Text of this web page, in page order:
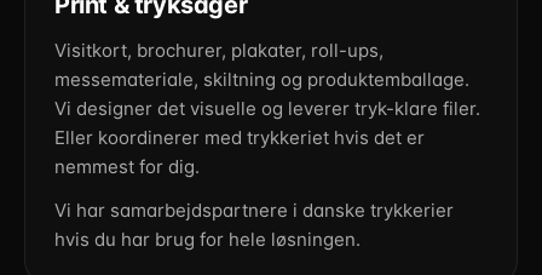
Visitkort, brochurer, plakater, roll-ups,
messemateriale, skiltning og produktemballage.
Vi designer det visuelle og leverer tryk-klare filer.
Eller koordinerer med trykkeriet hvis det er
nemmest for dig.
Vi har samarbejdspartnere i danske trykkerier
hvis du har brug for hele løsningen.